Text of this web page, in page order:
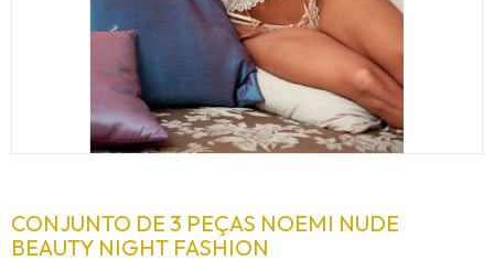
CONJUNTO DE 3 PEÇAS NOEMI NUDE
BEAUTY NIGHT FASHION